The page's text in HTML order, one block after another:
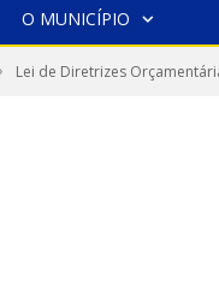
O MUNICÍPIO
Lei de Diretrizes